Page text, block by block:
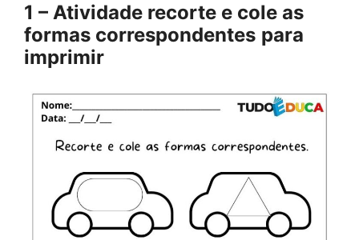
1 – Atividade recorte e cole as
formas correspondentes para
imprimir